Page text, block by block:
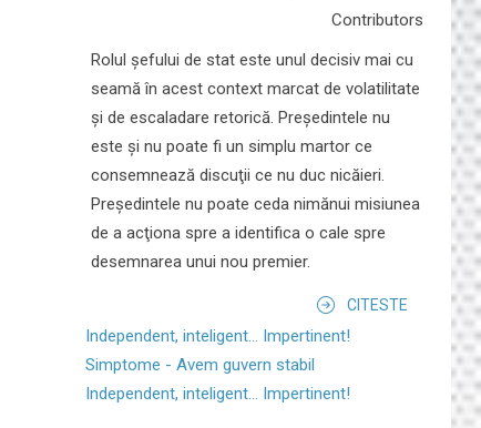
Contributors
Rolul şefului de stat este unul decisiv mai cu
seamă în acest context marcat de volatilitate
şi de escaladare retorică. Preşedintele nu
este şi nu poate fi un simplu martor ce
consemnează discuţii ce nu duc nicăieri.
Preşedintele nu poate ceda nimănui misiunea
de a acţiona spre a identifica o cale spre
desemnarea unui nou premier.
CITESTE
Independent, inteligent... Impertinent!
Simptome - Avem guvern stabil
Independent, inteligent... Impertinent!